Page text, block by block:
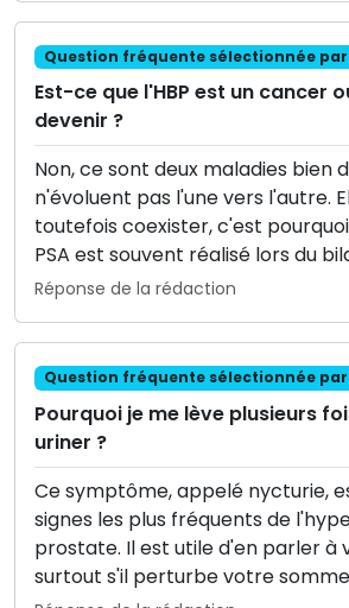
Question fréquente sélectionnée
Est-ce que l'HBP est un cancer
devenir ?
Non, ce sont deux maladies bien
n'évoluent pas l'une vers l'autre.
toutefois coexister, c'est
PSA est souvent réalisé lors du
Réponse de la rédaction
Question fréquente sélectionnée
Pourquoi je me lève plusieurs
uriner ?
Ce symptôme, appelé nycturie,
signes les plus fréquents de
prostate. Il est utile d'en parler à
surtout s'il perturbe votre